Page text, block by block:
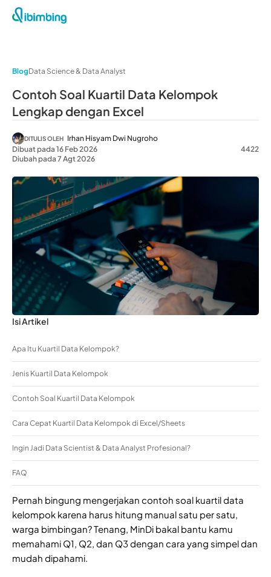
BlogData Science & Data Analyst
Contoh Soal Kuartil Data Kelompok
Lengkap dengan Excel
DITULIS OLEH Irhan Hisyam Dwi Nugroho
Dibuat pada 16 Feb 2026
Diubah pada 7 Agt 2026
4422
Isi Artikel
Apa Itu Kuartil Data Kelompok?
Jenis Kuartil Data Kelompok
Contoh Soal Kuartil Data Kelompok
Cara Cepat Kuartil Data Kelompok di Excel/Sheets
Ingin Jadi Data Scientist & Data Analyst Profesional?
FAQ
Pernah bingung mengerjakan contoh soal kuartil data
kelompok karena harus hitung manual satu per satu,
warga bimbingan? Tenang, MinDi bakal bantu kamu
memahami Q1, Q2, dan Q3 dengan cara yang simpel dan
mudah dipahami.